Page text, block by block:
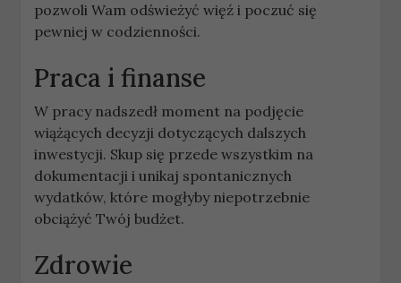
pozwoli Wam odświeżyć więź i poczuć się
pewniej w codzienności.
Praca i finanse
W pracy nadszedł moment na podjęcie
wiążących decyzji dotyczących dalszych
inwestycji. Skup się przede wszystkim na
dokumentacji i unikaj spontanicznych
wydatków, które mogłyby niepotrzebnie
obciążyć Twój budżet.
Zdrowie